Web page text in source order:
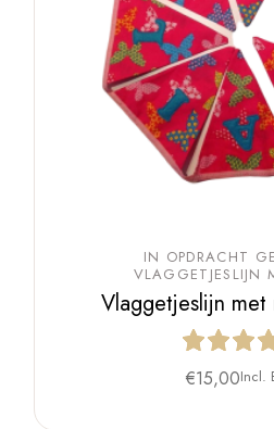
IN OPDRACHT
VLAGGETJESLIJN
Vlaggetjeslijn met
€15,00Incl.